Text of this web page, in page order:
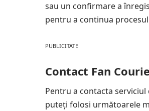
sau un confirmare a
pentru a continua
PUBLICITATE
Contact Fan
Pentru a contacta
puteți folosi următoarele